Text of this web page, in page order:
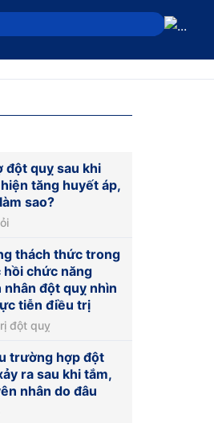
đột quỵ sau khi
tăng huyết áp,
sao?
thách thức trong
hồi chức năng
nhân đột quỵ nhìn
tiễn điều trị
đột quỵ
trường hợp đột
ra sau khi tắm,
nhân do đâu